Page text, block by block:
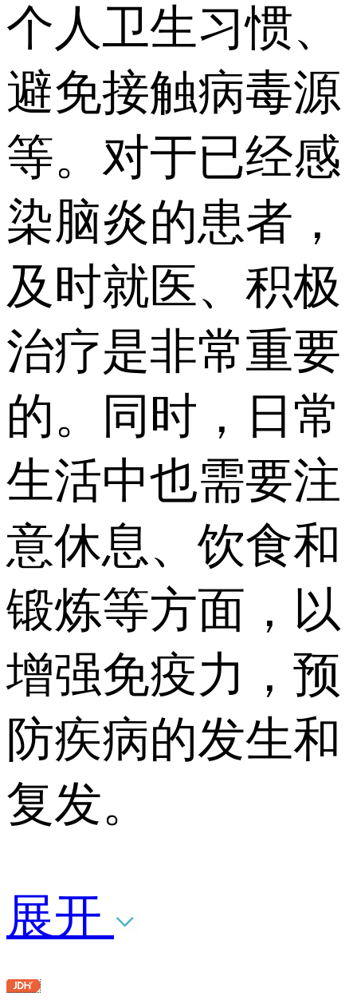
个人卫生习惯、
避免接触病毒源
等。对于已经感
染脑炎的患者，
及时就医、积极
治疗是非常重要
的。同时，日常
生活中也需要注
意休息、饮食和
锻炼等方面，以
增强免疫力，预
防疾病的发生和
复发。
展开